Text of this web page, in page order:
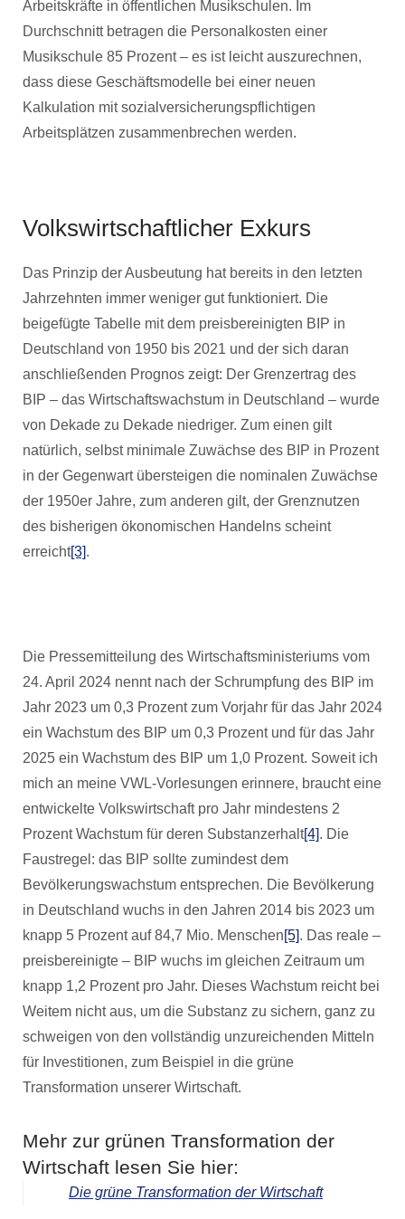
Arbeitskräfte in öffentlichen Musikschulen. Im
Durchschnitt betragen die Personalkosten einer
Musikschule 85 Prozent – es ist leicht auszurechnen,
dass diese Geschäftsmodelle bei einer neuen
Kalkulation mit sozialversicherungspflichtigen
Arbeitsplätzen zusammenbrechen werden.
Volkswirtschaftlicher Exkurs
Das Prinzip der Ausbeutung hat bereits in den letzten
Jahrzehnten immer weniger gut funktioniert. Die
beigefügte Tabelle mit dem preisbereinigten BIP in
Deutschland von 1950 bis 2021 und der sich daran
anschließenden Prognos zeigt: Der Grenzertrag des
BIP – das Wirtschaftswachstum in Deutschland – wurde
von Dekade zu Dekade niedriger. Zum einen gilt
natürlich, selbst minimale Zuwächse des BIP in Prozent
in der Gegenwart übersteigen die nominalen Zuwächse
der 1950er Jahre, zum anderen gilt, der Grenznutzen
des bisherigen ökonomischen Handelns scheint
erreicht[3].
Die Pressemitteilung des Wirtschaftsministeriums vom
24. April 2024 nennt nach der Schrumpfung des BIP im
Jahr 2023 um 0,3 Prozent zum Vorjahr für das Jahr 2024
ein Wachstum des BIP um 0,3 Prozent und für das Jahr
2025 ein Wachstum des BIP um 1,0 Prozent. Soweit ich
mich an meine VWL-Vorlesungen erinnere, braucht eine
entwickelte Volkswirtschaft pro Jahr mindestens 2
Prozent Wachstum für deren Substanzerhalt[4]. Die
Faustregel: das BIP sollte zumindest dem
Bevölkerungswachstum entsprechen. Die Bevölkerung
in Deutschland wuchs in den Jahren 2014 bis 2023 um
knapp 5 Prozent auf 84,7 Mio. Menschen[5]. Das reale –
preisbereinigte – BIP wuchs im gleichen Zeitraum um
knapp 1,2 Prozent pro Jahr. Dieses Wachstum reicht bei
Weitem nicht aus, um die Substanz zu sichern, ganz zu
schweigen von den vollständig unzureichenden Mitteln
für Investitionen, zum Beispiel in die grüne
Transformation unserer Wirtschaft.
Mehr zur grünen Transformation der
Wirtschaft lesen Sie hier:
Die grüne Transformation der Wirtschaft